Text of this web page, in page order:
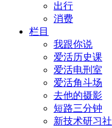
出行
消费
栏目
我跟你说
爱活历史课
爱活电刑室
爱活角斗场
去他的摄影
短路三分钟
新技术研习社